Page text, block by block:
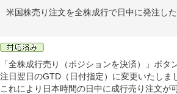
米国株売り注文を全株成行で日中に発注した
「全株成行売り（ポジションを決済）」ボ
注日翌日のGTD（日付指定）に変更いたしま
これにより日本時間の日中に成行売り注文が